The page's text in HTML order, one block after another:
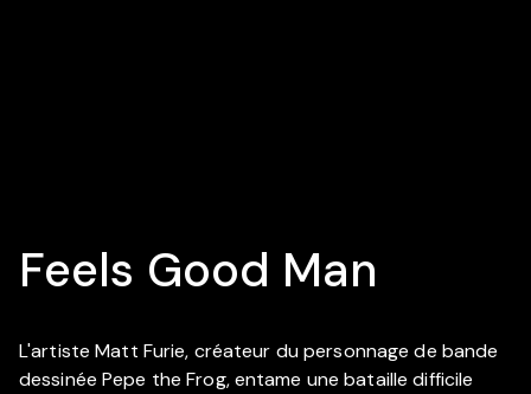
Feels Good Man
L'artiste Matt Furie, créateur du personnage de bande
dessinée Pepe the Frog, entame une bataille difficile